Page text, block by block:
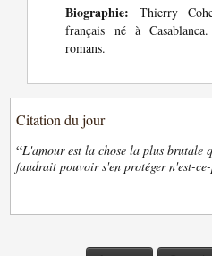
Biographie: Thierry
français né à
romans.
Citation du jour
“L'amour est la chose la plus brutale
faudrait pouvoir s'en protéger n'est-